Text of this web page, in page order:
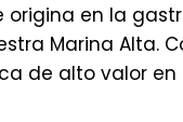
en la
Marina Alta.
de alto valor